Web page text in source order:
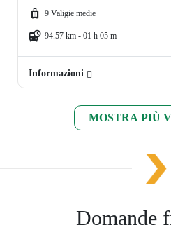
9 Valigie medie
94.57 km - 01 h 05 m
Informazioni
MOSTRA PIÙ
Domande